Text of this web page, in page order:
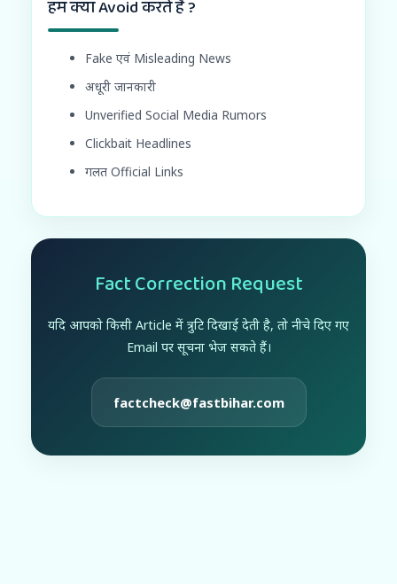
हम क्या Avoid करते हैं ?
Fake एवं Misleading News
अधूरी जानकारी
Unverified Social Media Rumors
Clickbait Headlines
गलत Official Links
Fact Correction Request
यदि आपको किसी Article में त्रुटि दिखाई देती है, तो नीचे दिए गए
Email पर सूचना भेज सकते हैं।
factcheck@fastbihar.com